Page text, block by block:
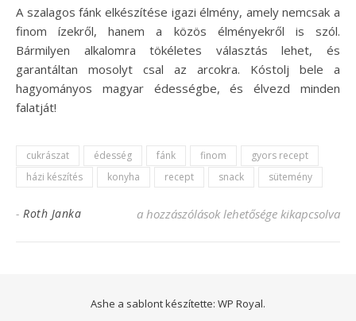
A szalagos fánk elkészítése igazi élmény, amely nemcsak a
finom ízekről, hanem a közös élményekről is szól.
Bármilyen alkalomra tökéletes választás lehet, és
garantáltan mosolyt csal az arcokra. Kóstolj bele a
hagyományos magyar édességbe, és élvezd minden
falatját!
cukrászat édesség fánk finom
gyors recept
házi készítés
konyha recept snack sütemény
- Roth Janka Gyors szalagos fánk recept: egyszerű és
a hozzászólások lehetősége kikapcsolva
Ashe a sablont készítette: WP Royal.